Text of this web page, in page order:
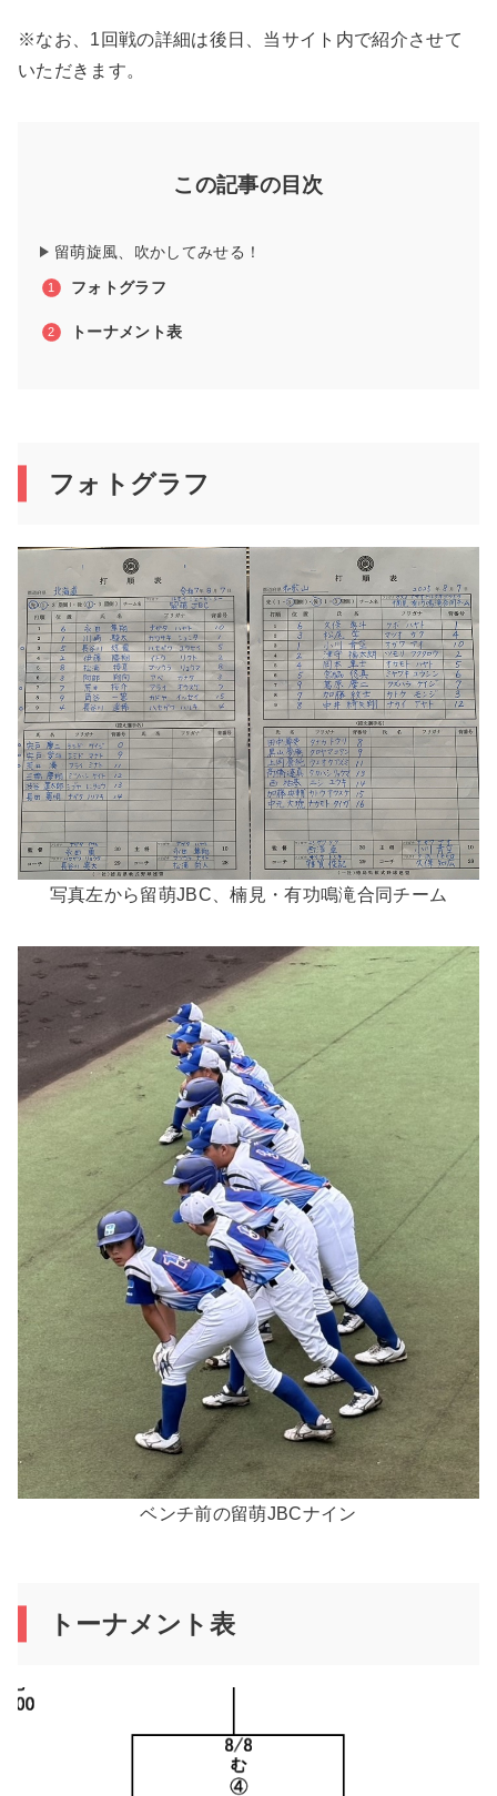
※なお、1回戦の詳細は後日、当サイト内で紹介させて
いただきます。
この記事の目次
留萌旋風、吹かしてみせる！
フォトグラフ
トーナメント表
フォトグラフ
写真左から留萌JBC、楠見・有功鳴滝合同チーム
ベンチ前の留萌JBCナイン
トーナメント表